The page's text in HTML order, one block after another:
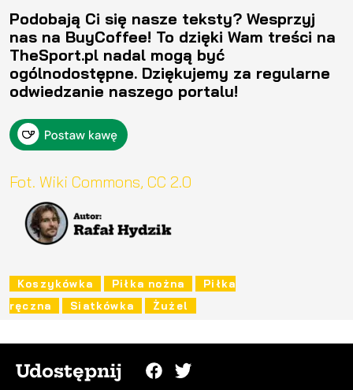
Podobają Ci się nasze teksty? Wesprzyj
nas na BuyCoffee! To dzięki Wam treści na
TheSport.pl nadal mogą być
ogólnodostępne. Dziękujemy za regularne
odwiedzanie naszego portalu!
Fot. Wiki Commons, CC 2.0
Koszykówka Piłka nożna
Piłka
ręczna
Siatkówka Żużel
Udostępnij